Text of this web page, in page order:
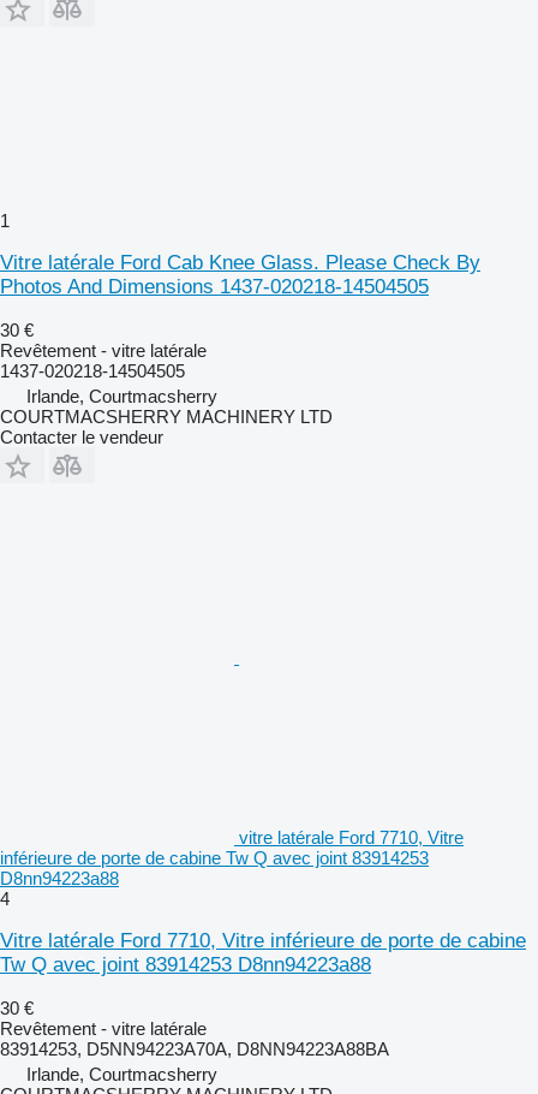
1
Vitre latérale Ford Cab Knee Glass. Please Check By
Photos And Dimensions 1437-020218-14504505
30 €
Revêtement - vitre latérale
1437-020218-14504505
Irlande, Courtmacsherry
COURTMACSHERRY MACHINERY LTD
Contacter le vendeur
vitre latérale Ford 7710, Vitre
inférieure de porte de cabine Tw Q avec joint 83914253
D8nn94223a88
4
Vitre latérale Ford 7710, Vitre inférieure de porte de cabine
Tw Q avec joint 83914253 D8nn94223a88
30 €
Revêtement - vitre latérale
83914253, D5NN94223A70A, D8NN94223A88BA
Irlande, Courtmacsherry